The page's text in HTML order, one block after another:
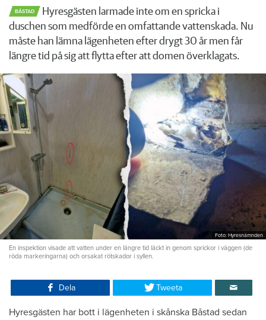
BÅSTAD
Hyresgästen larmade inte om en spricka i
duschen som medförde en omfattande vattenskada. Nu
måste han lämna lägenheten efter drygt 30 år men får
längre tid på sig att flytta efter att domen överklagats.
Foto: Hyresnämnden
En inspektion visade att vatten under en längre tid läckt in genom sprickor i väggen (de
röda markeringarna) och orsakat rötskador i syllen.
Dela Tweeta
Hyresgästen har bott i lägenheten i skånska Båstad sedan